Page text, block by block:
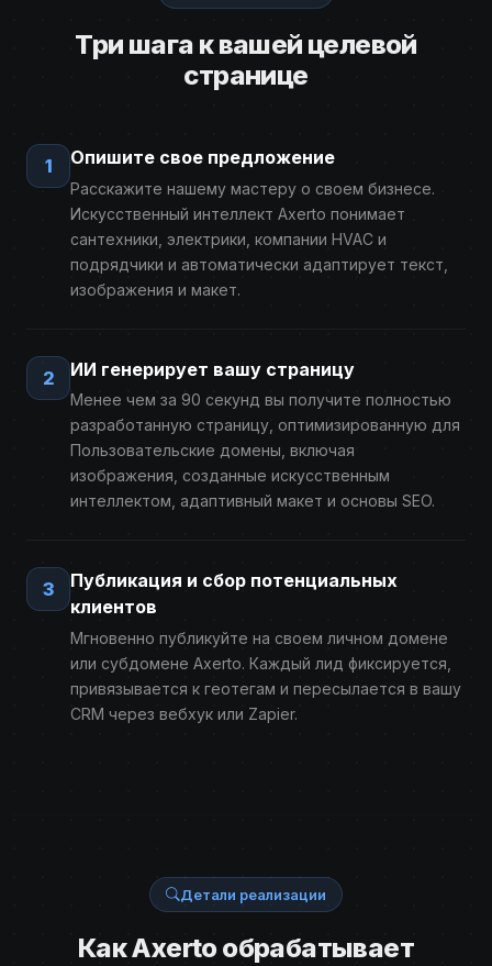
Три шага к вашей целевой
странице
1 Опишите свое предложение
Расскажите нашему мастеру о своем бизнесе.
Искусственный интеллект Axerto понимает
сантехники, электрики, компании HVAC и
подрядчики и автоматически адаптирует текст,
изображения и макет.
2 ИИ генерирует вашу страницу
Менее чем за 90 секунд вы получите полностью
разработанную страницу, оптимизированную для
Пользовательские домены, включая
изображения, созданные искусственным
интеллектом, адаптивный макет и основы SEO.
3
Публикация и сбор потенциальных
клиентов
Мгновенно публикуйте на своем личном домене
или субдомене Axerto. Каждый лид фиксируется,
привязывается к геотегам и пересылается в вашу
CRM через вебхук или Zapier.
Детали реализации
Как Axerto обрабатывает